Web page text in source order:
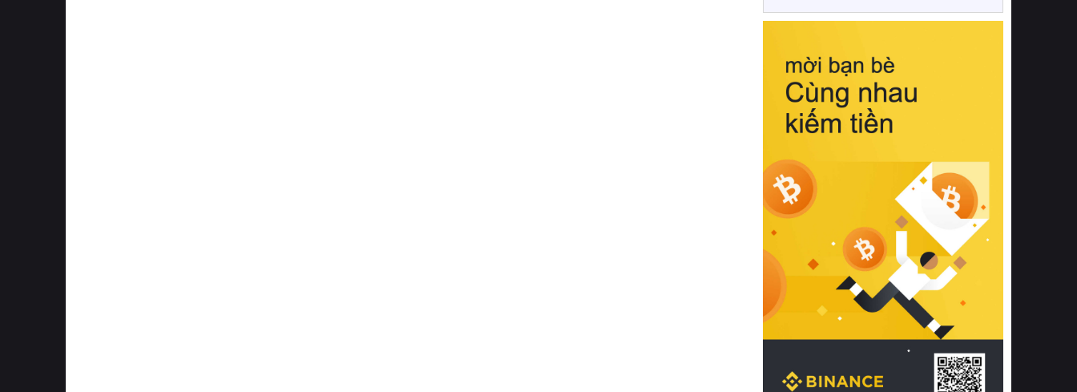
này, bạn sẽ cảm nhận rõ rệt sự khác
hồi chuẩn xác của phần đệm nâng đỡ
cột sống.
Bên cạnh đó, việc lựa chọn các dòng
sản phẩm đạt chuẩn chất lượng quốc
tế còn giúp ngăn ngừa tình trạng kích
khuẩn và nấm mốc trong điều kiện
thời tiết nóng ẩm. Bạn có thể tìm hiểu
thêm các nghiên cứu khoa học về tác
động của giấc ngủ và môi trường
phòng ngủ đối với sức khỏe con
người tại Sleep Foundation (External
Link) để có cái nhìn toàn diện hơn.
2. Các tiêu chí vàng khi lựa chọn
chăn ga gối đệm cao cấp cho phòng
ngủ
Để sở hữu một bộ chăn ga gối đệm
cao cấp hoàn hảo cả về thẩm mỹ lẫn
công năng, người tiêu dùng cần cân
nhắc kỹ lưỡng các tiêu chí quan trọng